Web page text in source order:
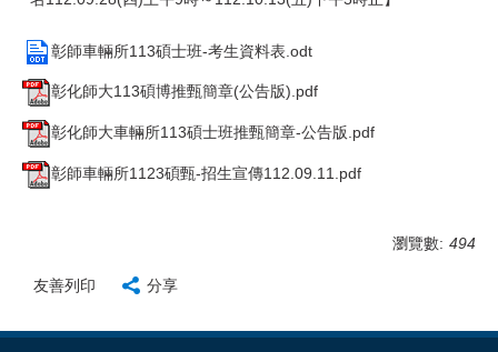
彰師車輛所113碩士班-考生資料表.odt
彰化師大113碩博推甄簡章(公告版).pdf
彰化師大車輛所113碩士班推甄簡章-公告版.pdf
彰師車輛所1123碩甄-招生宣傳112.09.11.pdf
瀏覽數: 494
友善列印 分享